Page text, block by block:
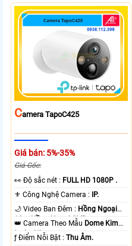
CAmera TapoC425
Giá bán: 5%-35%
Giá Gốc:
️👀 Độ sắc nét : FULL HD 1080P .
⚜️ Công Nghệ Camera : IP.
🌙 Video Ban Đêm : Hồng Ngoại
10m Hồng Ngoại SMD.
👑 Camera Theo Mẫu Dome Kim
loại + Nhựa.
️ƒ Điểm Nỗi Bật :Thu Âm.